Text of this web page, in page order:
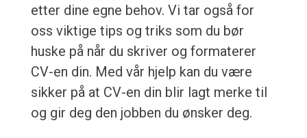
etter dine egne behov. Vi tar også for
oss viktige tips og triks som du bør
huske på når du skriver og formaterer
CV-en din. Med vår hjelp kan du være
sikker på at CV-en din blir lagt merke til
og gir deg den jobben du ønsker deg.